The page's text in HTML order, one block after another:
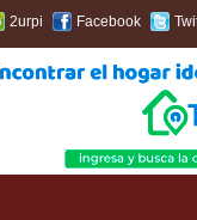
2urpi Facebook